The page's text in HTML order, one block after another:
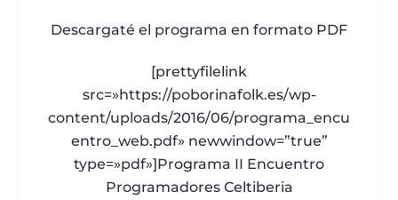
Descargaté el programa en formato PDF
[prettyfilelink
src=»https://poborinafolk.es/wp-
content/uploads/2016/06/programa_encu
entro_web.pdf» newwindow=”true”
type=»pdf»]Programa II Encuentro
Programadores Celtiberia